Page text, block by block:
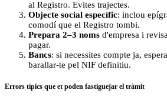
al Registro. Evites trajectes.
Objecte social específic: inclou
comodí que el Registro tombi.
Prepara 2–3 noms d'empresa i
pagar.
Bancs: si necessites compte ja,
barallar-te pel NIF definitiu.
Errors típics que et poden fastiguejar el tràmit